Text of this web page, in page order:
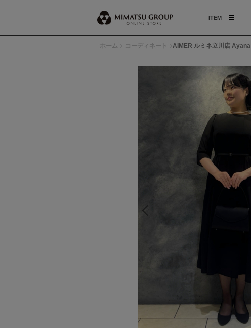
ITEM
ホーム コーディネート AIMER ルミネ立川店 Ayana